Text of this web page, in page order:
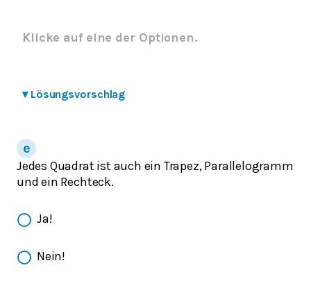
Klicke auf eine der Optionen.
▾ Lösungsvorschlag
Jedes Quadrat ist auch ein Trapez, Parallelogramm
und ein Rechteck.
Ja!
Nein!